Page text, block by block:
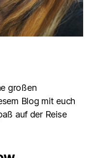
großen
Blog mit euch
auf der Reise